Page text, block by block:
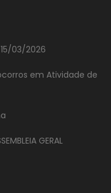
03/2026
em Atividade de
GERAL